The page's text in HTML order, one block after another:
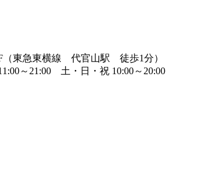
（東急東横線 代官山駅 徒歩1分）
～21:00 土・日・祝 10:00～20:00